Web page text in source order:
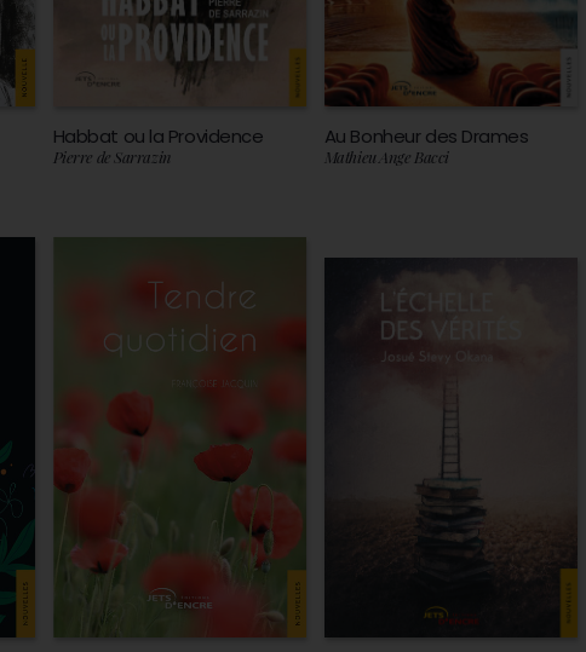
Habbat ou la Providence
Pierre de Sarrazin
Au Bonheur des Drames
Mathieu Ange Bacci